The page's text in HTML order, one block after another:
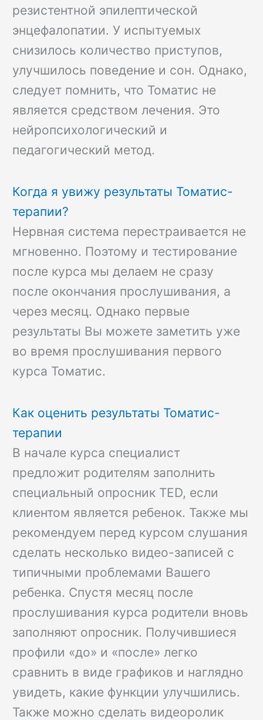
резистентной эпилептической
энцефалопатии. У испытуемых
снизилось количество приступов,
улучшилось поведение и сон. Однако,
следует помнить, что Томатис не
является средством лечения. Это
нейропсихологический и
педагогический метод.
Когда я увижу результаты Томатис-
терапии?
Нервная система перестраивается не
мгновенно. Поэтому и тестирование
после курса мы делаем не сразу
после окончания прослушивания, а
через месяц. Однако первые
результаты Вы можете заметить уже
во время прослушивания первого
курса Томатис.
Как оценить результаты Томатис-
терапии
В начале курса специалист
предложит родителям заполнить
специальный опросник TED, если
клиентом является ребенок. Также мы
рекомендуем перед курсом слушания
сделать несколько видео-записей с
типичными проблемами Вашего
ребенка. Спустя месяц после
прослушивания курса родители вновь
заполняют опросник. Получившиеся
профили «до» и «после» легко
сравнить в виде графиков и наглядно
увидеть, какие функции улучшились.
Также можно сделать видеоролик